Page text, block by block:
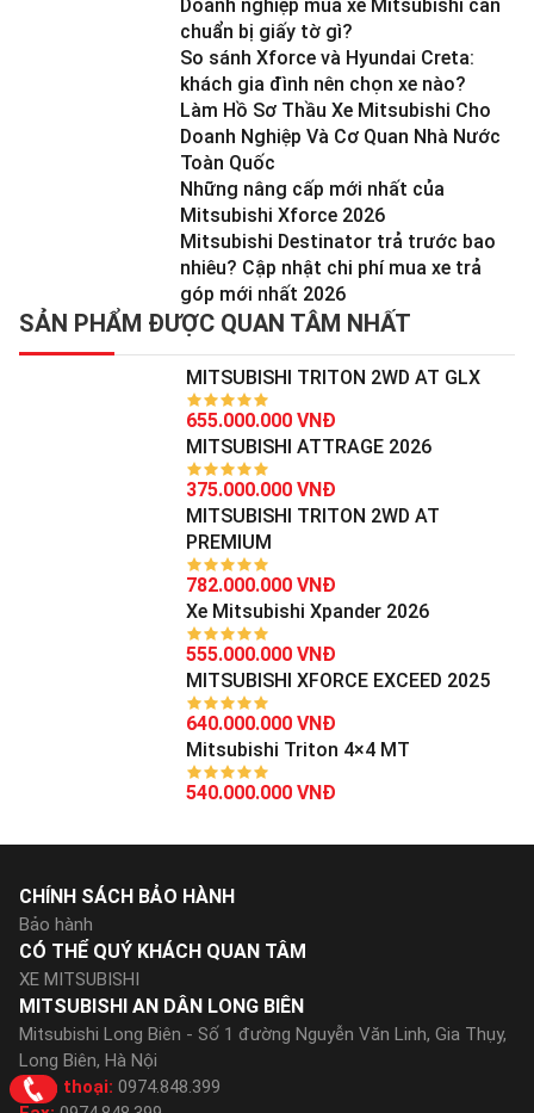
Doanh nghiệp mua xe Mitsubishi cần
chuẩn bị giấy tờ gì?
So sánh Xforce và Hyundai Creta:
khách gia đình nên chọn xe nào?
Làm Hồ Sơ Thầu Xe Mitsubishi Cho
Doanh Nghiệp Và Cơ Quan Nhà Nước
Toàn Quốc
Những nâng cấp mới nhất của
Mitsubishi Xforce 2026
Mitsubishi Destinator trả trước bao
nhiêu? Cập nhật chi phí mua xe trả
góp mới nhất 2026
SẢN PHẨM ĐƯỢC QUAN TÂM NHẤT
MITSUBISHI TRITON 2WD AT GLX
655.000.000 VNĐ
MITSUBISHI ATTRAGE 2026
375.000.000 VNĐ
MITSUBISHI TRITON 2WD AT
PREMIUM
782.000.000 VNĐ
Xe Mitsubishi Xpander 2026
555.000.000 VNĐ
MITSUBISHI XFORCE EXCEED 2025
640.000.000 VNĐ
Mitsubishi Triton 4×4 MT
540.000.000 VNĐ
MITSUBISHI AN DÂN LONG BIÊN
Mitsubishi Long Biên - Số 1 đường Nguyễn Văn Linh, Gia Thụy,
Long Biên, Hà Nội
Điện thoại: 0974.848.399
CHÍNH SÁCH BẢO HÀNH
Bảo hành
CÓ THỂ QUÝ KHÁCH QUAN TÂM
XE MITSUBISHI